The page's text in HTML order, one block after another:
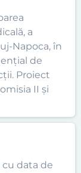
a
Napoca, în
de
Proiect
II și
cu data de